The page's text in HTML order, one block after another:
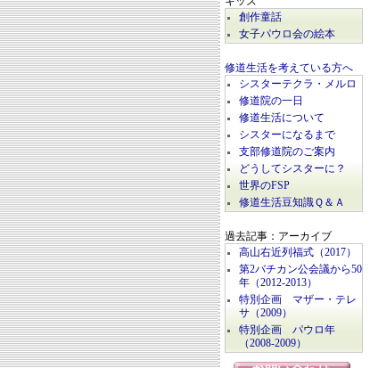
創作童話
女子パウロ会の絵本
修道生活を考えている方へ
シスターテクラ・メルロ
修道院の一日
修道生活について
シスターになるまで
支部修道院のご案内
どうしてシスターに？
世界のFSP
修道生活豆知識Ｑ＆Ａ
過去記事：アーカイブ
高山右近列福式（2017）
第2バチカン公会議から50
年（2012-2013）
特別企画 マザー・テレ
サ（2009）
特別企画 パウロ年
（2008-2009）